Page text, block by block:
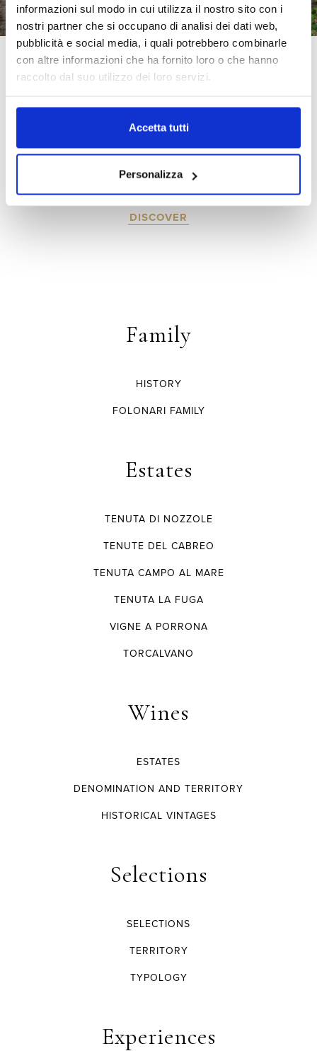
informazioni sul modo in cui utilizza il nostro sito con i
nostri partner che si occupano di analisi dei dati web,
pubblicità e social media, i quali potrebbero combinarle
con altre informazioni che ha fornito loro o che hanno
raccolto dal suo utilizzo dei loro servizi.
Accetta tutti
Personalizza
La Tenuta Campo al Mare
Tenuta Campo al Mare extends over 30 hectares divided into
six parcels located in the areas with the highest wine-growing
suitability of Bolgheri.
DISCOVER
Family
HISTORY
FOLONARI FAMILY
Estates
TENUTA DI NOZZOLE
TENUTE DEL CABREO
TENUTA CAMPO AL MARE
TENUTA LA FUGA
VIGNE A PORRONA
TORCALVANO
Wines
ESTATES
DENOMINATION AND TERRITORY
HISTORICAL VINTAGES
Selections
SELECTIONS
TERRITORY
TYPOLOGY
Experiences